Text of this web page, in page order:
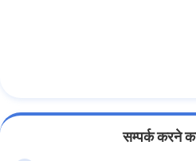
सम्पर्क करने